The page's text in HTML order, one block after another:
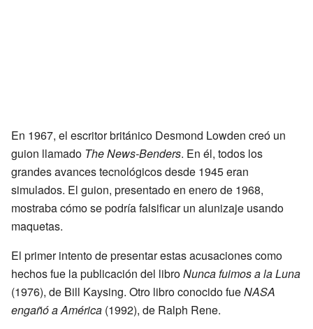
En 1967, el escritor británico Desmond Lowden creó un
guion llamado The News-Benders. En él, todos los
grandes avances tecnológicos desde 1945 eran
simulados. El guion, presentado en enero de 1968,
mostraba cómo se podría falsificar un alunizaje usando
maquetas.
El primer intento de presentar estas acusaciones como
hechos fue la publicación del libroNunca fuimos a la Luna
(1976), de Bill Kaysing. Otro libro conocido fueNASA
engañó a América (1992), de Ralph Rene.